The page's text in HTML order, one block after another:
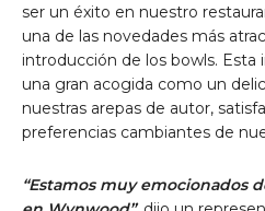
ser un éxito en nuestro
una de las novedades más
introducción de los bowls. Esta
una gran acogida como un
nuestras arepas de autor,
preferencias cambiantes de
“Estamos muy emocionados